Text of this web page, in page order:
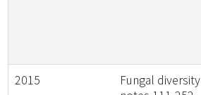
2015
Fungal diversity